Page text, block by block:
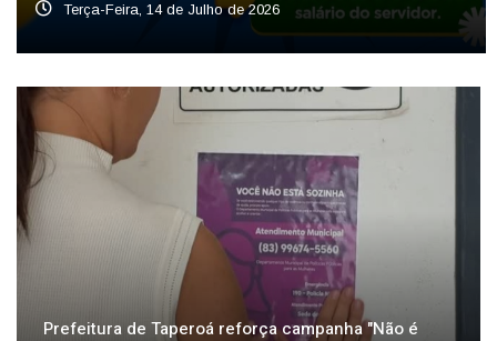
Terça-Feira, 14 de Julho de 2026
Prefeitura de Taperoá reforça campanha "Não é